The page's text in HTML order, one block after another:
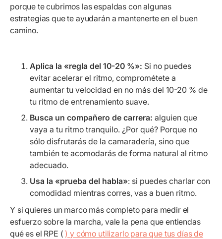
porque te cubrimos las espaldas con algunas
estrategias que te ayudarán a mantenerte en el buen
camino.
Aplica la «regla del 10-20 %»: Si no puedes
evitar acelerar el ritmo, comprométete a
aumentar tu velocidad en no más del 10-20 % de
tu ritmo de entrenamiento suave.
Busca un compañero de carrera: alguien que
vaya a tu ritmo tranquilo. ¿Por qué? Porque no
sólo disfrutarás de la camaradería, sino que
también te acomodarás de forma natural al ritmo
adecuado.
Usa la «prueba del habla»: si puedes charlar con
comodidad mientras corres, vas a buen ritmo.
Y si quieres un marco más completo para medir el
esfuerzo sobre la marcha, vale la pena que entiendas
qué es el RPE ( ) y cómo utilizarlo para que tus días de